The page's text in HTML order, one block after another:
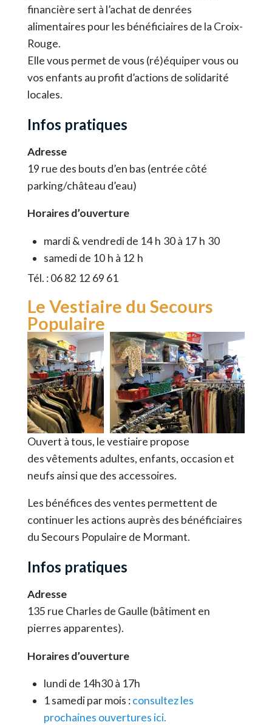
financière sert à l’achat de denrées
alimentaires pour les bénéficiaires de la Croix-
Rouge.
Elle vous permet de vous (ré)équiper vous ou
vos enfants au profit d’actions de solidarité
locales.
Infos pratiques
Adresse
19 rue des bouts d’en bas (entrée côté
parking/château d’eau)
Horaires d’ouverture
mardi & vendredi de 14 h 30 à 17 h 30
samedi de 10 h à 12 h
Tél. : 06 82 12 69 61
Le Vestiaire du Secours
Populaire
Ouvert à tous, le vestiaire propose
desvêtements adultes, enfants, occasion et
neufs ainsi que des accessoires.
Les bénéfices des ventes permettent de
continuer les actions auprès des bénéficiaires
du Secours Populaire de Mormant.
Infos pratiques
Adresse
135 rue Charles de Gaulle (bâtiment en
pierres apparentes).
Horaires d’ouverture
lundi de 14h30 à 17h
1 samedi par mois :consultez les
prochaines ouvertures ici.